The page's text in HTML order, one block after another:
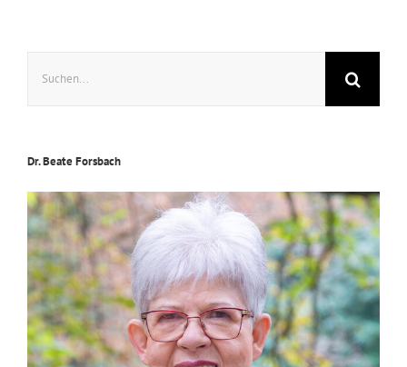
nach:
Dr. Beate Forsbach